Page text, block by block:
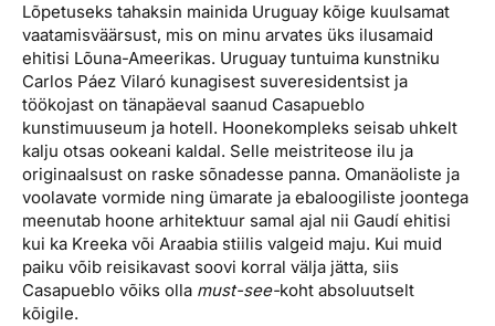
Lõpetuseks tahaksin mainida Uruguay kõige kuulsamat
vaatamisväärsust, mis on minu arvates üks ilusamaid
ehitisi Lõuna-Ameerikas. Uruguay tuntuima kunstniku
Carlos Páez Vilaró kunagisest suveresidentsist ja
töökojast on tänapäeval saanud Casapueblo
kunstimuuseum ja hotell. Hoonekompleks seisab uhkelt
kalju otsas ookeani kaldal. Selle meistriteose ilu ja
originaalsust on raske sõnadesse panna. Omanäoliste ja
voolavate vormide ning ümarate ja ebaloogiliste joontega
meenutab hoone arhitektuur samal ajal nii Gaudí ehitisi
kui ka Kreeka või Araabia stiilis valgeid maju. Kui muid
paiku võib reisikavast soovi korral välja jätta, siis
Casapueblo võiks olla must-see-koht absoluutselt
kõigile.